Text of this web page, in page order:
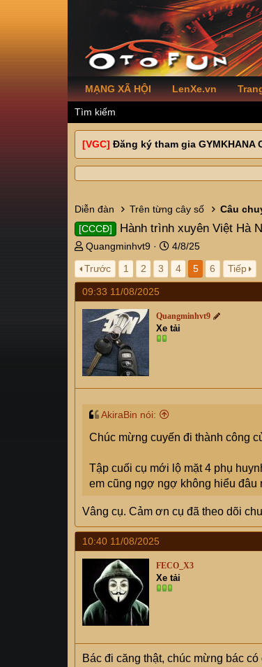
MẠNG XÃ HỘI LenXe.vn
Tìm kiếm
[VGC] Đăng ký tham gia GYMKHANA
Diễn đàn Trên từng cây số Câu
[CCCĐ] Hành trình xuyên Việt Hà
T
h
r
e
a
d
s
r
t
e
Quangminhvt9
N
g
à
y
i
4/8/25
Trước
1 2 3 4 5 6 Tiếp
09:33 11/08/2025
Quangminhvt9
Xe tải
AkiraBin nói:
Chúc mừng cuyến đi thành công
Tập cuối cụ mới lộ mặt 4 phụ
em cũng ngợ ngợ không hiểu đâu
Vâng cụ. Cảm ơn cụ đã theo dõi
10:40 11/08/2025
FECO_X3
Xe tải
Bác đi căng thật, chúc mừng bác